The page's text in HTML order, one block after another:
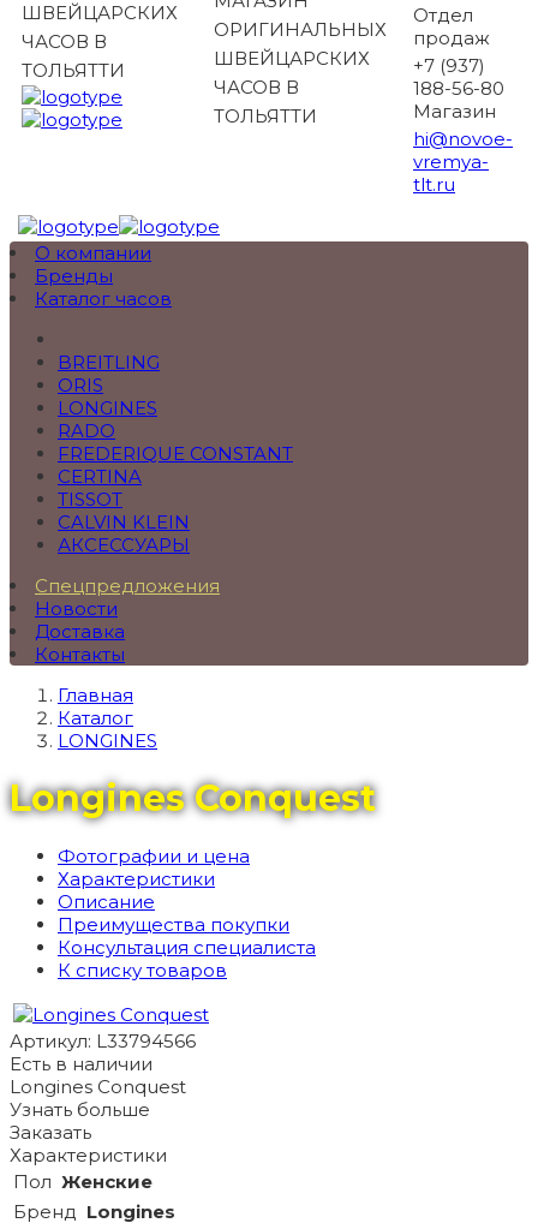
ШВЕЙЦАРСКИХ
ЧАСОВ В
ТОЛЬЯТТИ
ОРИГИНАЛЬНЫХ
ШВЕЙЦАРСКИХ
ЧАСОВ В
ТОЛЬЯТТИ
Отдел
продаж
+7 (937)
188-56-80
Магазин
hi@novoe-
vremya-
tlt.ru
О компании
Бренды
Каталог часов
BREITLING
ORIS
LONGINES
RADO
FREDERIQUE CONSTANT
CERTINA
TISSOT
CALVIN KLEIN
АКСЕССУАРЫ
Спецпредложения
Новости
Доставка
Контакты
Главная
Каталог
LONGINES
Longines Conquest
Фотографии и цена
Характеристики
Описание
Преимущества покупки
Консультация специалиста
К списку товаров
Артикул: L33794566
Есть в наличии
Longines Conquest
Узнать больше
Заказать
Характеристики
Пол Женские
Бренд Longines